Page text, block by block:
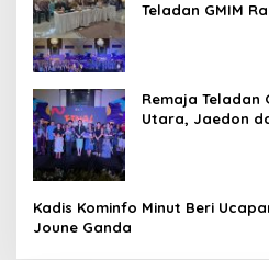
Teladan GMIM
Remaja Teladan
Utara, Jaedon
Kadis Kominfo Minut Beri
Joune Ganda